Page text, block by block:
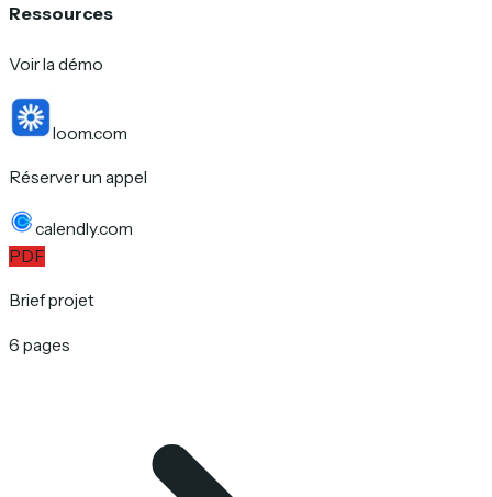
Ressources
Voir la démo
loom.com
Réserver un appel
calendly.com
PDF
Brief projet
6 pages